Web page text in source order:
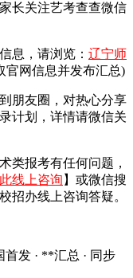
长关注艺考查查微信
息，请浏览： 辽宁师
官网信息并发布汇总)
朋友圈，对热心分享
计划，详情请微信关
类报考有任何问题，
线上咨询 】或微信搜
招办线上咨询答疑。
首发 · **汇总 · 同步